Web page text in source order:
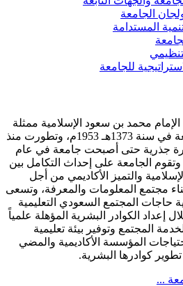
الجامعة
المستدامة
للجامعة
محمد بن سعود الإسلامية ممثلة
في كلية الشريعة في سنة 1373هـ 1953م، وتطورت منذ
جذرية حتى أصبحت جامعة في عام
- 1974م ، وتقوم الجامعة على إحداث التكامل بين
الإسلامية والتميز الأكاديمي من أجل
مجتمع المعلومات والمعرفة، وتسعى
حاجات المجتمع السعودي التعليمية
إعداد الكوادر البشرية المؤهلة علمياً
المجتمع وتوفير بيئة تعليمية
المؤسسة الأكاديمية والمضي
كوادرها البشرية.
...